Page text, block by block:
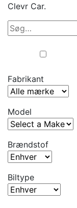
Clevr Car.
Fabrikant
Model
Brændstof
Biltype